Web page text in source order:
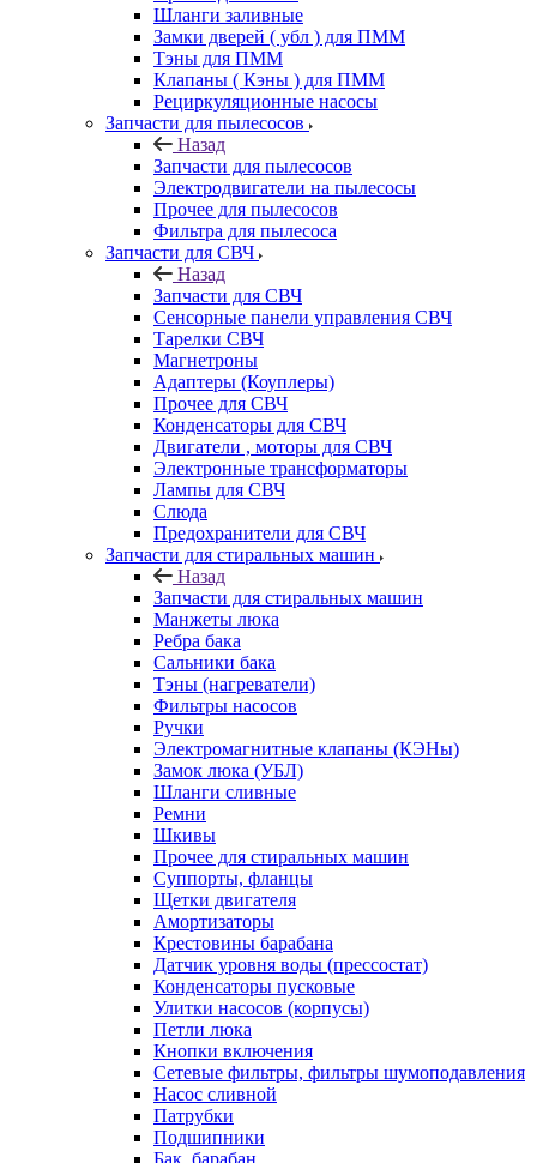
Шланги заливные
Замки дверей ( убл ) для ПММ
Тэны для ПММ
Клапаны ( Кэны ) для ПММ
Рециркуляционные насосы
Запчасти для пылесосов
Назад
Запчасти для пылесосов
Электродвигатели на пылесосы
Прочее для пылесосов
Фильтра для пылесоса
Запчасти для СВЧ
Назад
Запчасти для СВЧ
Сенсорные панели управления СВЧ
Тарелки СВЧ
Магнетроны
Адаптеры (Коуплеры)
Прочее для СВЧ
Конденсаторы для СВЧ
Двигатели , моторы для СВЧ
Электронные трансформаторы
Лампы для СВЧ
Слюда
Предохранители для СВЧ
Запчасти для стиральных машин
Назад
Запчасти для стиральных машин
Манжеты люка
Ребра бака
Сальники бака
Тэны (нагреватели)
Фильтры насосов
Ручки
Электромагнитные клапаны (КЭНы)
Замок люка (УБЛ)
Шланги сливные
Ремни
Шкивы
Прочее для стиральных машин
Суппорты, фланцы
Щетки двигателя
Амортизаторы
Крестовины барабана
Датчик уровня воды (прессостат)
Конденсаторы пусковые
Улитки насосов (корпусы)
Петли люка
Кнопки включения
Сетевые фильтры, фильтры шумоподавления
Насос сливной
Патрубки
Подшипники
Бак, барабан